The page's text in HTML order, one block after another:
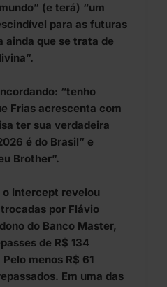
(e terá) “um
para as futuras
ainda que se trata de
“tenho
Frias acrescenta com
ter sua verdadeira
é do Brasil” e
Brother”.
o Intercept revelou
por Flávio
do Banco Master,
de R$ 134
menos R$ 61
Em uma das